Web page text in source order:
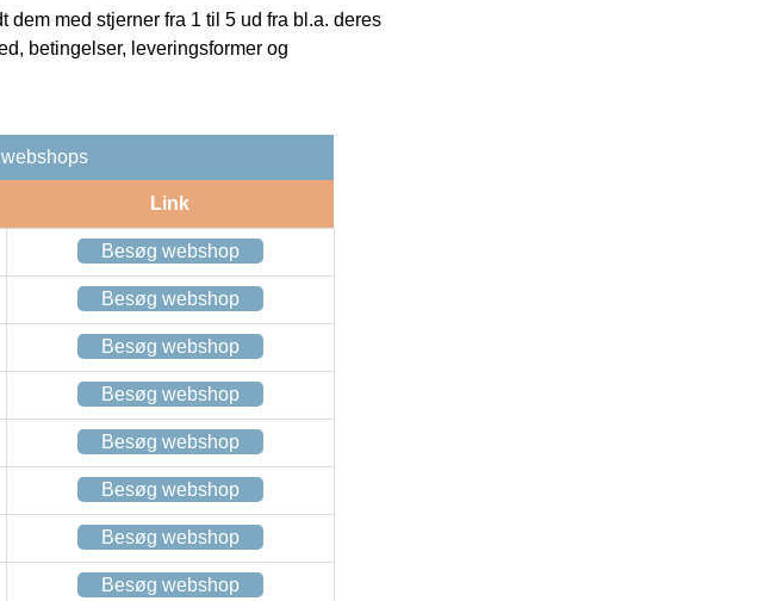
med stjerner fra 1 til 5 ud fra bl.a. deres
betingelser, leveringsformer og
Link
Besøg webshop
Besøg webshop
Besøg webshop
Besøg webshop
Besøg webshop
Besøg webshop
Besøg webshop
Besøg webshop